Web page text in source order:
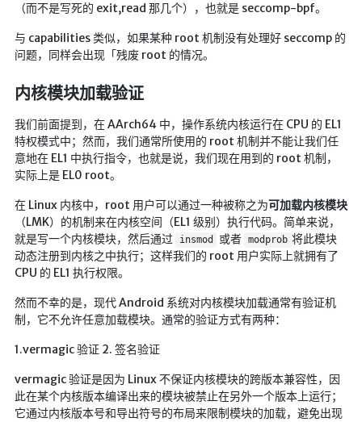
（而不是写死的 exit,read 那几个），也就是 seccomp-bpf。
与 capabilities 类似，如果某种 root 机制没有处理好 seccomp 的
问题，同样会出现「残废 root 的情况。
内核模块加载验证
我们前面提到，在 AArch64 中，操作系统内核运行在 CPU 的 EL1
特权模式中；然而，我们通常所使用的 root 机制并不能让我们任
意地在 EL1 中执行指令，也就是说，我们现在用到的 root 机制，
实际上是 EL0 root。
在 Linux 内核中，root 用户可以通过一种被称之为可加载内核模块
（LMK）的机制来在内核空间（EL1 级别）执行代码。简单来说，
就是写一个内核模块，然后通过
insmod 或者 modprob 将此模块
动态注册到内核之中执行；这样我们的 root 用户实际上就拥有了
CPU 的 EL1 执行权限。
然而不幸的是，现代 Android 系统对内核模块加载通常有验证机
制，它不允许任意加载模块。通常的验证方式有两种：
1.vermagic 验证 2. 签名验证
vermagic 验证是因为 Linux 不保证内核模块的跨版本兼容性，因
此在某个内核版本编译出来的模块被禁止在另外一个版本上运行；
它通过内核版本号和导出符号的布局来限制模块的加载，避免出现